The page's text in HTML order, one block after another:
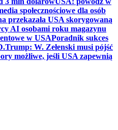
społecznościowe dla osób
przekazała USA skorygowaną
AI osobami roku magazynu
w USAPoradnik sukces
W. Zełenski musi pójść
możliwe, jeśli USA zapewnią